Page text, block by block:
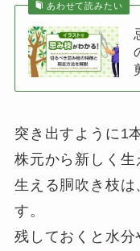
あわせて読みたい
突き出すように1
株元から新しく生
生える胴吹き枝
す。
残しておくと水